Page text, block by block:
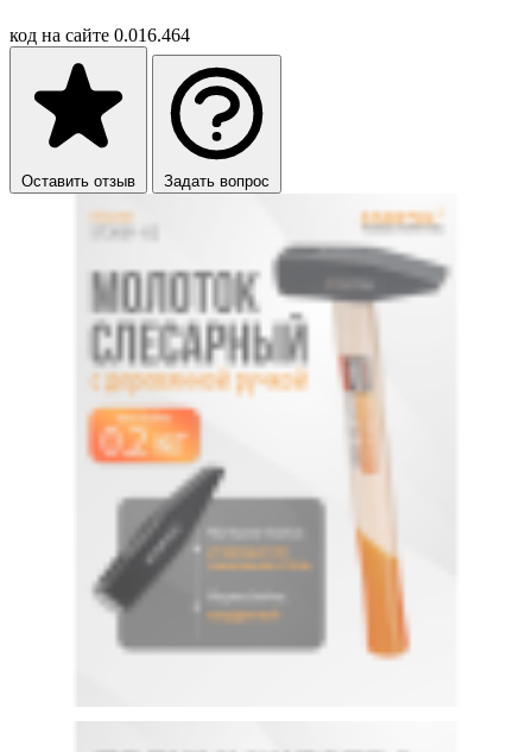
код на сайте 0.016.464
Оставить отзыв Задать вопрос